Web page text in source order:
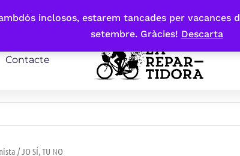
inclosos, estarem tancades per vacances
setembre. Gràcies! Descarta
Contacte
/ JO SÍ, TU NO